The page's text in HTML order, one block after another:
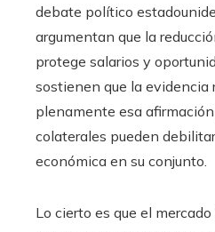
debate político
argumentan que la
protege salarios y
sostienen que la evidencia
plenamente esa
colaterales pueden
económica en su conjunto.
Lo cierto es que el